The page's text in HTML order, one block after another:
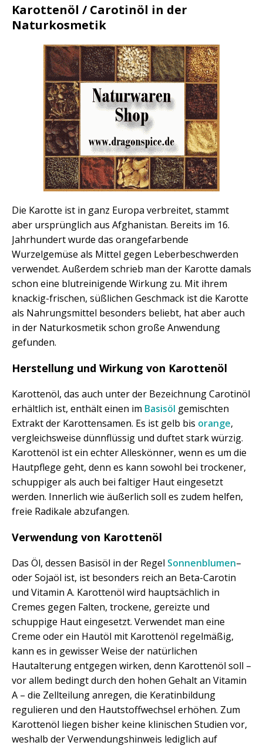
Karottenöl / Carotinöl in der
Naturkosmetik
Die Karotte ist in ganz Europa verbreitet, stammt
aber ursprünglich aus Afghanistan. Bereits im 16.
Jahrhundert wurde das orangefarbende
Wurzelgemüse als Mittel gegen Leberbeschwerden
verwendet. Außerdem schrieb man der Karotte damals
schon eine blutreinigende Wirkung zu. Mit ihrem
knackig-frischen, süßlichen Geschmack ist die Karotte
als Nahrungsmittel besonders beliebt, hat aber auch
in der Naturkosmetik schon große Anwendung
gefunden.
Herstellung und Wirkung von Karottenöl
Karottenöl, das auch unter der Bezeichnung Carotinöl
erhältlich ist, enthält einen im Basisöl gemischten
Extrakt der Karottensamen. Es ist gelb bis orange,
vergleichsweise dünnflüssig und duftet stark würzig.
Karottenöl ist ein echter Alleskönner, wenn es um die
Hautpflege geht, denn es kann sowohl bei trockener,
schuppiger als auch bei faltiger Haut eingesetzt
werden. Innerlich wie äußerlich soll es zudem helfen,
freie Radikale abzufangen.
Verwendung von Karottenöl
Das Öl, dessen Basisöl in der Regel Sonnenblumen–
oder Sojaöl ist, ist besonders reich an Beta-Carotin
und Vitamin A. Karottenöl wird hauptsächlich in
Cremes gegen Falten, trockene, gereizte und
schuppige Haut eingesetzt. Verwendet man eine
Creme oder ein Hautöl mit Karottenöl regelmäßig,
kann es in gewisser Weise der natürlichen
Hautalterung entgegen wirken, denn Karottenöl soll –
vor allem bedingt durch den hohen Gehalt an Vitamin
A – die Zellteilung anregen, die Keratinbildung
regulieren und den Hautstoffwechsel erhöhen. Zum
Karottenöl liegen bisher keine klinischen Studien vor,
weshalb der Verwendungshinweis lediglich auf